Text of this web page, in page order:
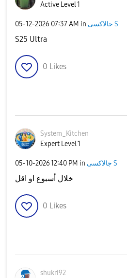
Active Level 1
‎05-12-2026 07:37 AM in جالاكسى S
S25 Ultra
0 Likes
System_Kitchen
Expert Level 1
‎05-10-202612:40 PM in جالاكسى S
خلال أسبوع او اقل
0 Likes
shukri92